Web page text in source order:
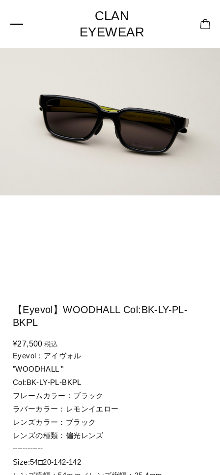
CLAN
EYEWEAR
【Eyevol】WOODHALL Col:BK-LY-PL-
BKPL
¥27,500 税込
Eyevol：アイヴォル
"WOODHALL "
Col:BK-LY-PL-BKPL
フレームカラー：ブラック
ラバーカラー：レモンイエロー
レンズカラー：ブラック
レンズの種類：偏光レンズ
┄┄┄┄
Size:54□20-142-142